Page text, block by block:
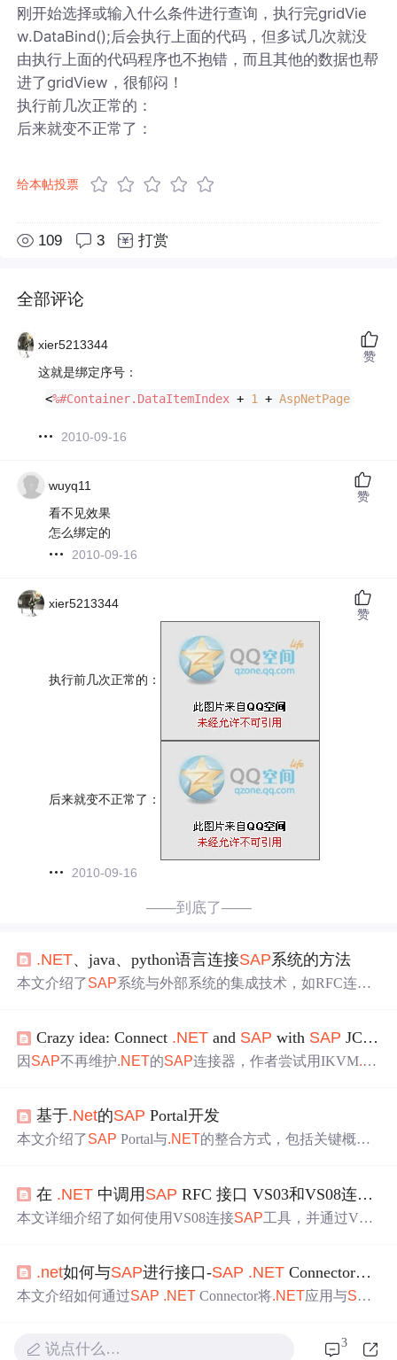
刚开始选择或输入什么条件进行查询，执行完gridVie
w.DataBind();后会执行上面的代码，但多试几次就没
由执行上面的代码程序也不抱错，而且其他的数据也帮
进了gridView，很郁闷！
执行前几次正常的：
后来就变不正常了：
给本帖投票
109 3 打赏
全部评论
xier5213344
这就是绑定序号：
<%#Container.DataItemIndex + 1 +
2010-09-16
赞
wuyq11
看不见效果
怎么绑定的
2010-09-16
赞
xier5213344
执行前几次正常的：
后来就变不正常了：
2010-09-16
赞
——到底了——
.NET、java、python语言连接SAP系统的方法
本文介绍了SAP系统与外部系统的集成技术，如RFC连
文件示例、关键参数说明、代码调用等，还给出了增强建
议和Python连接的常见问题解决办法。
Crazy idea: Connect .NET and SAP with SAP JCo using IKVM
因 SAP不再维护.NET的SAP连接器，作者尝试用IKVM.N
用JCO.createClient出现异常，最后分析认为此方法可能不
可靠，IKVM对JNI支持不完整。
基于.Net的SAP Portal开发
本文介绍了SAP Portal与.NET的整合方式，包括关键概念
在 .NET 中调用 SAP RFC 接口 VS03和VS08连接
本文详细介绍了如何使用VS08连接SAP工具，并通过VS2
al Studio中调用接口等内容。
.net如何与SAP进行接口-SAP .NET Connector简介
本文介绍如何通过SAP .NET Connector将.NET应用与SAP
说点什么… 3